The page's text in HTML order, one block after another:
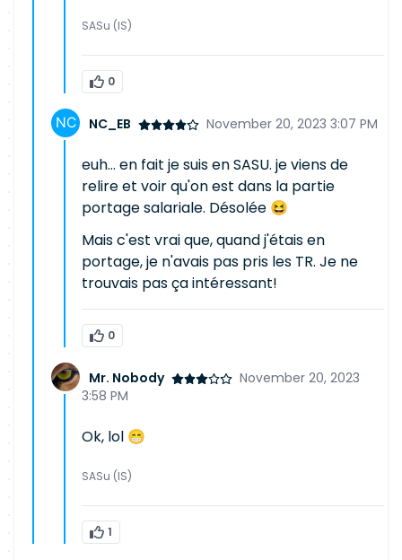
SASu (IS)
0
NC_EB November 20, 2023 3:07 PM
euh… en fait je suis en SASU. je viens de
relire et voir qu'on est dans la partie
portage salariale. Désolée 😆
Mais c'est vrai que, quand j'étais en
portage, je n'avais pas pris les TR. Je ne
trouvais pas ça intéressant!
0
Mr. Nobody
November 20, 2023
3:58 PM
Ok, lol 😁
SASu (IS)
1